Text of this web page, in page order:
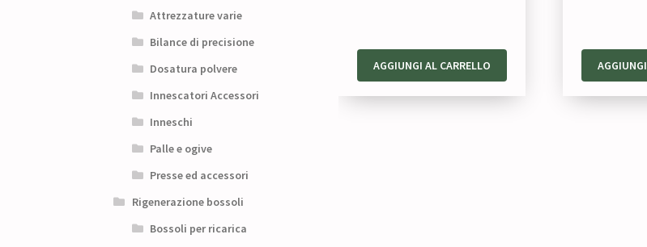
AGGIUNGI AL CARRELLO
Attrezzature varie
Bilance di precisione
Dosatura polvere
Innescatori Accessori
Inneschi
Palle e ogive
Presse ed accessori
Rigenerazione bossoli
Bossoli per ricarica